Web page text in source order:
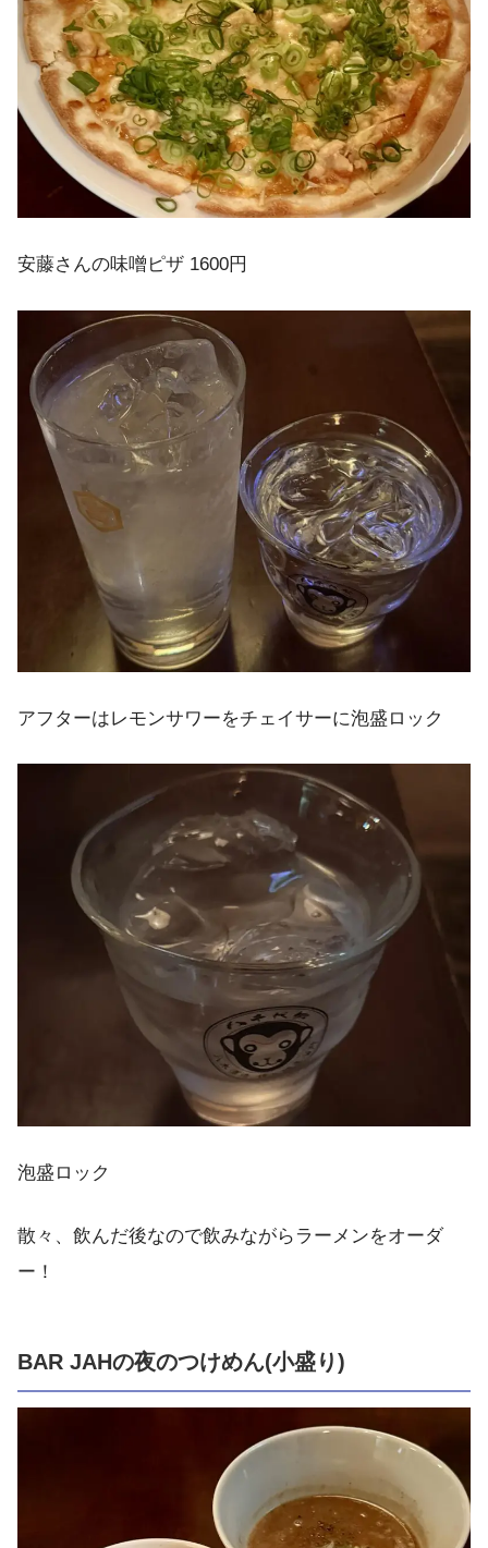
安藤さんの味噌ピザ 1600円
アフターはレモンサワーをチェイサーに泡盛ロック
泡盛ロック
散々、飲んだ後なので飲みながらラーメンをオーダ
ー！
BAR JAHの夜のつけめん(小盛り)